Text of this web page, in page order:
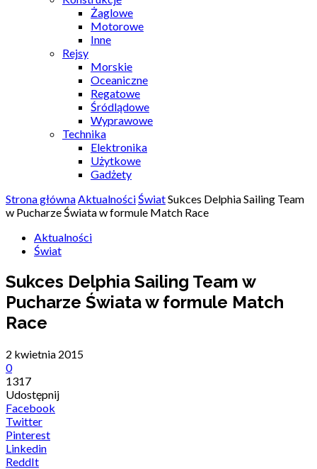
Żaglowe
Motorowe
Inne
Rejsy
Morskie
Oceaniczne
Regatowe
Śródlądowe
Wyprawowe
Technika
Elektronika
Użytkowe
Gadżety
Strona głównaAktualnościŚwiatSukces Delphia Sailing Team
w Pucharze Świata w formule Match Race
Aktualności
Świat
Sukces Delphia Sailing Team w
Pucharze Świata w formule Match
Race
2 kwietnia 2015
0
1317
Udostępnij
Facebook
Twitter
Pinterest
Linkedin
ReddIt